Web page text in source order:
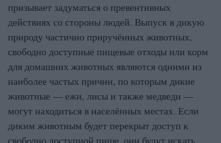
призывает задуматься о превентивных
действиях со стороны людей. Выпуск в дикую
природу частично приручённых животных,
свободно доступные пищевые отходы или корм
для домашних животных являются одними из
наиболее частых причин, по которым дикие
животные — ежи, лисы и также медведи —
могут находиться в населённых местах. Если
диким животным будет перекрыт доступ к